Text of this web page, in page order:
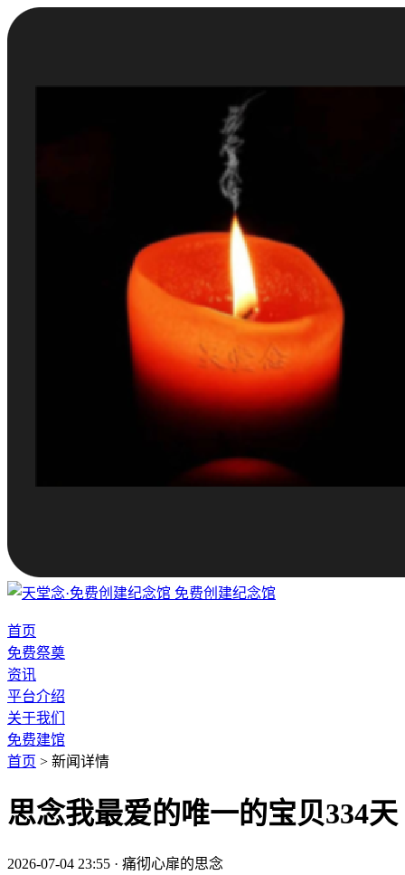
免费创建纪念馆
首页
免费祭奠
资讯
平台介绍
关于我们
免费建馆
首页 > 新闻详情
思念我最爱的唯一的宝贝334天
2026-07-04 23:55 · 痛彻心扉的思念